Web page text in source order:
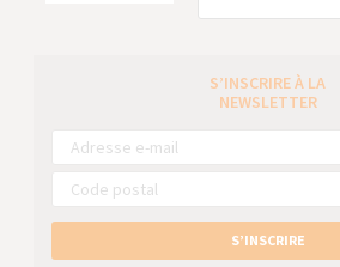
S’INSCRIRE À LA
NEWSLETTER
S’INSCRIRE